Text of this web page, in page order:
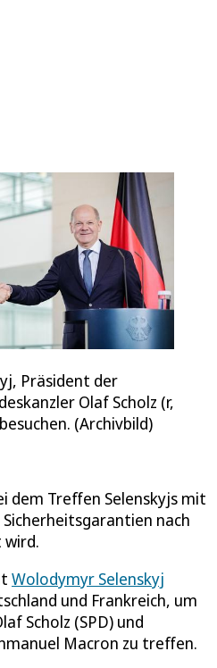
Präsident der
Olaf Scholz (r,
(Archivbild)
dem Treffen Selenskyjs mit
nach
wird.
Wolodymyr Selenskyj
und Frankreich, um
Scholz (SPD) und
Macron zu treffen.